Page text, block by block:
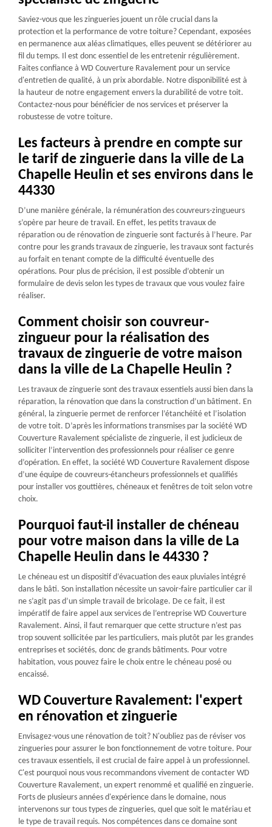
Saviez-vous que les zingueries jouent un rôle crucial dans la
protection et la performance de votre toiture? Cependant, exposées
en permanence aux aléas climatiques, elles peuvent se détériorer au
fil du temps. Il est donc essentiel de les entretenir régulièrement.
Faites confiance à WD Couverture Ravalement pour un service
d'entretien de qualité, à un prix abordable. Notre disponibilité est à
la hauteur de notre engagement envers la durabilité de votre toit.
Contactez-nous pour bénéficier de nos services et préserver la
robustesse de votre toiture.
Les facteurs à prendre en compte sur
le tarif de zinguerie dans la ville de La
Chapelle Heulin et ses environs dans le
44330
D’une manière générale, la rémunération des couvreurs-zingueurs
s’opère par heure de travail. En effet, les petits travaux de
réparation ou de rénovation de zinguerie sont facturés à l’heure. Par
contre pour les grands travaux de zinguerie, les travaux sont facturés
au forfait en tenant compte de la difficulté éventuelle des
opérations. Pour plus de précision, il est possible d’obtenir un
formulaire de devis selon les types de travaux que vous voulez faire
réaliser.
Comment choisir son couvreur-
zingueur pour la réalisation des
travaux de zinguerie de votre maison
dans la ville de La Chapelle Heulin ?
Les travaux de zinguerie sont des travaux essentiels aussi bien dans la
réparation, la rénovation que dans la construction d’un bâtiment. En
général, la zinguerie permet de renforcer l’étanchéité et l’isolation
de votre toit. D’après les informations transmises par la société WD
Couverture Ravalement spécialiste de zinguerie, il est judicieux de
solliciter l’intervention des professionnels pour réaliser ce genre
d’opération. En effet, la société WD Couverture Ravalement dispose
d’une équipe de couvreurs-étancheurs professionnels et qualifiés
pour installer vos gouttières, chéneaux et fenêtres de toit selon votre
choix.
Pourquoi faut-il installer de chéneau
pour votre maison dans la ville de La
Chapelle Heulin dans le 44330 ?
Le chéneau est un dispositif d’évacuation des eaux pluviales intégré
dans le bâti. Son installation nécessite un savoir-faire particulier car il
ne s’agit pas d’un simple travail de bricolage. De ce fait, il est
impératif de faire appel aux services de l’entreprise WD Couverture
Ravalement. Ainsi, il faut remarquer que cette structure n’est pas
trop souvent sollicitée par les particuliers, mais plutôt par les grandes
entreprises et sociétés, donc de grands bâtiments. Pour votre
habitation, vous pouvez faire le choix entre le chéneau posé ou
encaissé.
WD Couverture Ravalement: l'expert
en rénovation et zinguerie
Envisagez-vous une rénovation de toit? N'oubliez pas de réviser vos
zingueries pour assurer le bon fonctionnement de votre toiture. Pour
ces travaux essentiels, il est crucial de faire appel à un professionnel.
C'est pourquoi nous vous recommandons vivement de contacter WD
Couverture Ravalement, un expert renommé et qualifié en zinguerie.
Forts de plusieurs années d'expérience dans le domaine, nous
intervenons sur tous types de zingueries, quel que soit le matériau et
le type de travail requis. Nos compétences dans ce domaine sont